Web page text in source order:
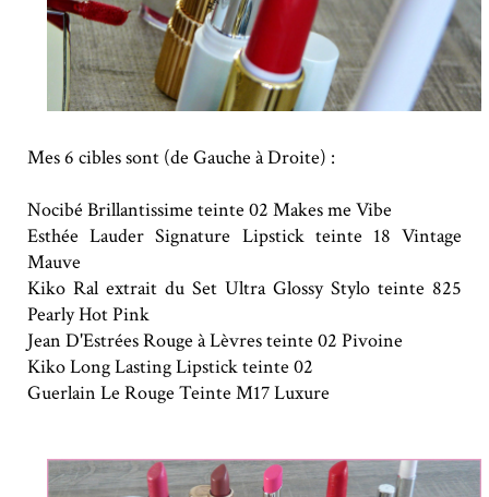
Mes 6 cibles sont (de Gauche à Droite) :
Nocibé Brillantissime teinte 02 Makes me Vibe
Esthée Lauder Signature Lipstick teinte 18 Vintage
Mauve
Kiko Ral extrait du Set Ultra Glossy Stylo teinte 825
Pearly Hot Pink
Jean D'Estrées Rouge à Lèvres teinte 02 Pivoine
Kiko Long Lasting Lipstick teinte 02
Guerlain Le Rouge Teinte M17 Luxure